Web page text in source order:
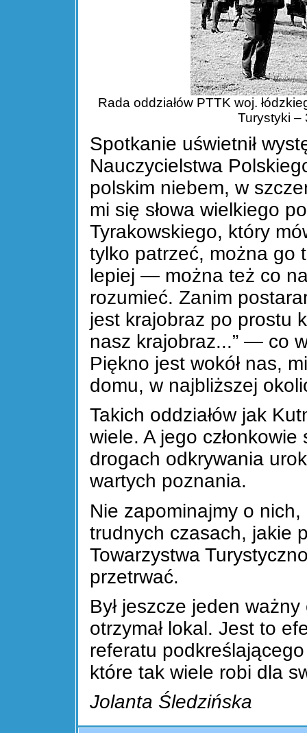
Rada oddziałów PTTK woj.
Turystyki –
Spotkanie uświetnił
Nauczycielstwa
polskim niebem, w
mi się słowa wielkiego
Tyrakowskiego, który
tylko patrzeć, można
lepiej — można też co
rozumieć. Zanim
jest krajobraz po prostu
nasz krajobraz...” — co
Piękno jest wokół nas,
domu, w najbliższej
Takich oddziałów jak
wiele. A jego
drogach odkrywania
wartych poznania.
Nie zapominajmy o
trudnych czasach, jakie
Towarzystwa
przetrwać.
Był jeszcze jeden
otrzymał lokal. Jest to
referatu
które tak wiele robi dla
Jolanta Śledzińska